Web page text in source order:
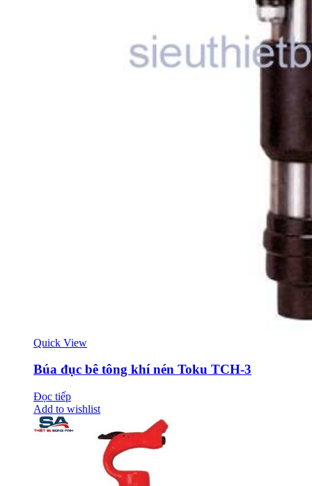
Quick View
Búa đục bê tông khí nén Toku TCH-3
Đọc tiếp
Add to wishlist